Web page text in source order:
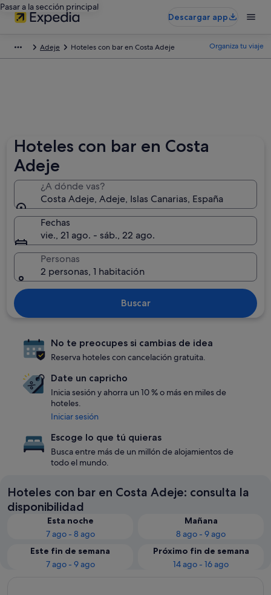
Pasar a la sección principal
Descargar app
Adeje Hoteles con bar en Costa Adeje Organiza tu viaje
Hoteles con bar en Costa
Adeje
¿A dónde vas?
Costa Adeje, Adeje, Islas Canarias, España
Fechas
vie., 21 ago. - sáb., 22 ago.
Personas
2 personas, 1 habitación
Buscar
No te preocupes si cambias de idea
Reserva hoteles con cancelación gratuita.
Date un capricho
Inicia sesión y ahorra un 10 % o más en miles de
hoteles.
Iniciar sesión
Escoge lo que tú quieras
Busca entre más de un millón de alojamientos de
todo el mundo.
Hoteles con bar en Costa Adeje: consulta la
disponibilidad
Esta noche
7 ago - 8 ago
Mañana
8 ago - 9 ago
Este fin de semana
7 ago - 9 ago
Próximo fin de semana
14 ago - 16 ago